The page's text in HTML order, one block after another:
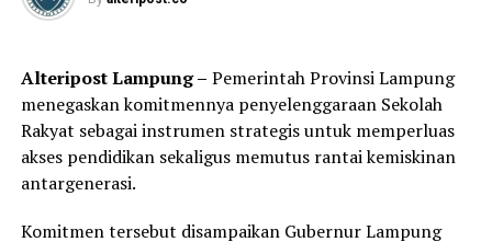
segmen pelajar dalam rangka pencapaian target inklusi
komitmen, kerja sama, dan sinergi dengan seluruh
stakeholders terkait.
Dalam sambutannya, Kepala OJK Provinsi Lampung
Bambang Hermanto menyampaikan apresiasi dan
terima kasih kepada Pemerintahan Provinsi, Pemerintah
Kabupaten/kota, Dinas Pendidikan, Kanwil Agama,
Alteripost Lampung – Pemerintah Provinsi Lampung
menegaskan komitmennya penyelenggaraan Sekolah
Rakyat sebagai instrumen strategis untuk memperluas
akses pendidikan sekaligus memutus rantai kemiskinan
antargenerasi.
Komitmen tersebut disampaikan Gubernur Lampung